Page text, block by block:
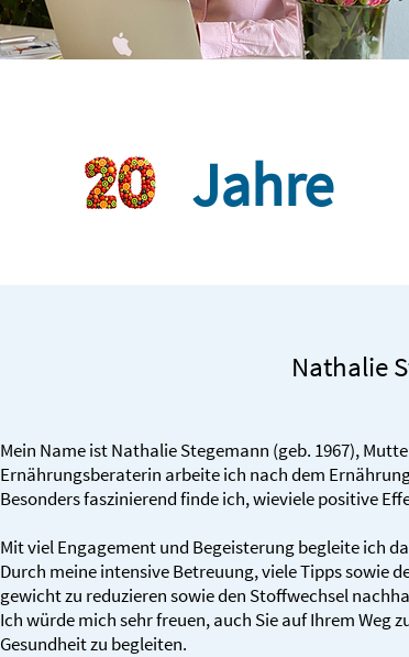
Jahre
Nathalie
Mein Name ist Nathalie Stegemann (geb. 1967),
Ernährungs­beraterin arbeite ich nach dem
Beson­ders faszinierend finde ich, wieviele positive
Mit viel Engage­ment und Begeiste­rung begleite ich
Durch meine intensive Betreuung, viele Tipps sowie
gewicht zu redu­zieren sowie den Stoff­wechsel
Ich würde mich sehr freuen, auch Sie auf Ihrem
Gesund­heit zu begleiten.